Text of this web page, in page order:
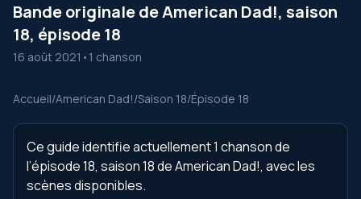
Bande originale de American Dad!, saison
18, épisode 18
16 août 2021 • 1 chanson
Accueil/American Dad!/Saison 18/Épisode 18
Ce guide identifie actuellement 1 chanson de
l’épisode 18, saison 18 de American Dad!, avec les
scènes disponibles.